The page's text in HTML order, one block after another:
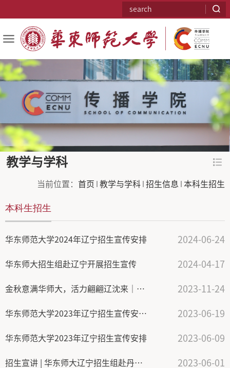
教学与学科
当前位置： 首页 教学与学科 招生信息 本科生招生
本科生招生
华东师范大学2024年辽宁招生宣传安排 2024-06-24
华东师大招生组赴辽宁开展招生宣传 2024-04-17
金秋意满华师大，活力翩翩辽沈来｜2023级辽宁省新生座谈会顺利开展 2023-11-24
华东师范大学2023年辽宁招生宣传安排（第二期） 2023-06-19
华东师范大学2023年辽宁招生宣传安排 2023-06-09
招生宣讲 | 华东师大辽宁招生组赴丹东二中、沈阳二中开展招生宣传活动 2023-06-01